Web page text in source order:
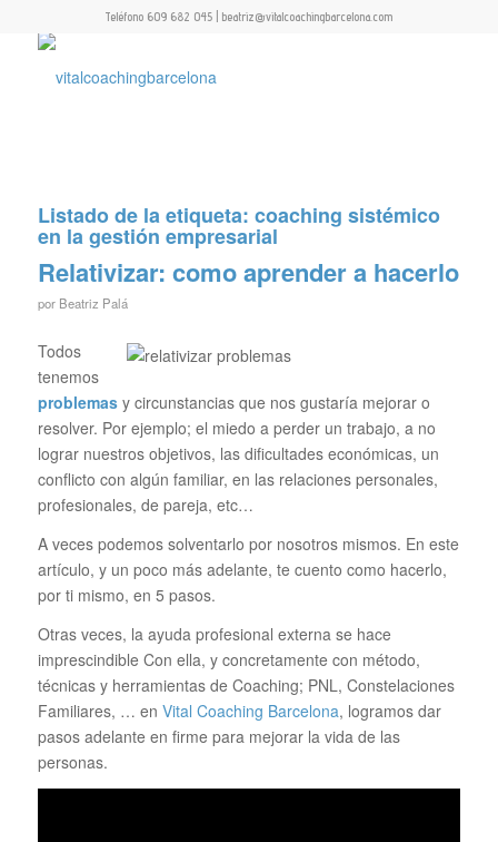
Teléfono 609 682 045 | beatriz@vitalcoachingbarcelona.com
Listado de la etiqueta: coaching sistémico
en la gestión empresarial
Relativizar: como aprender a hacerlo
por Beatriz Palá
Todos
tenemos
problemasy circunstancias que nos gustaría mejorar o
resolver. Por ejemplo; el miedo a perder un trabajo, a no
lograr nuestros objetivos, las dificultades económicas, un
conflicto con algún familiar, en las relaciones personales,
profesionales, de pareja, etc…
A veces podemos solventarlo por nosotros mismos. En este
artículo, y un poco más adelante, te cuento como hacerlo,
por ti mismo, en 5 pasos.
Otras veces, la ayuda profesional externa se hace
imprescindible Con ella, y concretamente con método,
técnicas y herramientas de Coaching; PNL, Constelaciones
Familiares, … en Vital Coaching Barcelona, logramos dar
pasos adelante en firme para mejorar la vida de las
personas.